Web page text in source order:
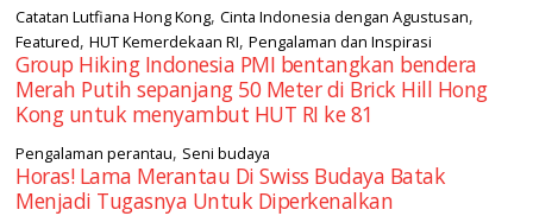
Catatan Lutfiana Hong Kong,Cinta Indonesia dengan Agustusan,
Featured,HUT Kemerdekaan RI,Pengalaman dan Inspirasi
Group Hiking Indonesia PMI bentangkan bendera
Merah Putih sepanjang 50 Meter di Brick Hill Hong
Kong untuk menyambut HUT RI ke 81
Pengalaman perantau, Seni budaya
Horas! Lama Merantau Di Swiss Budaya Batak
Menjadi Tugasnya Untuk Diperkenalkan